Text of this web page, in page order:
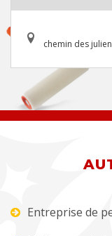
chemin des
Entreprise de